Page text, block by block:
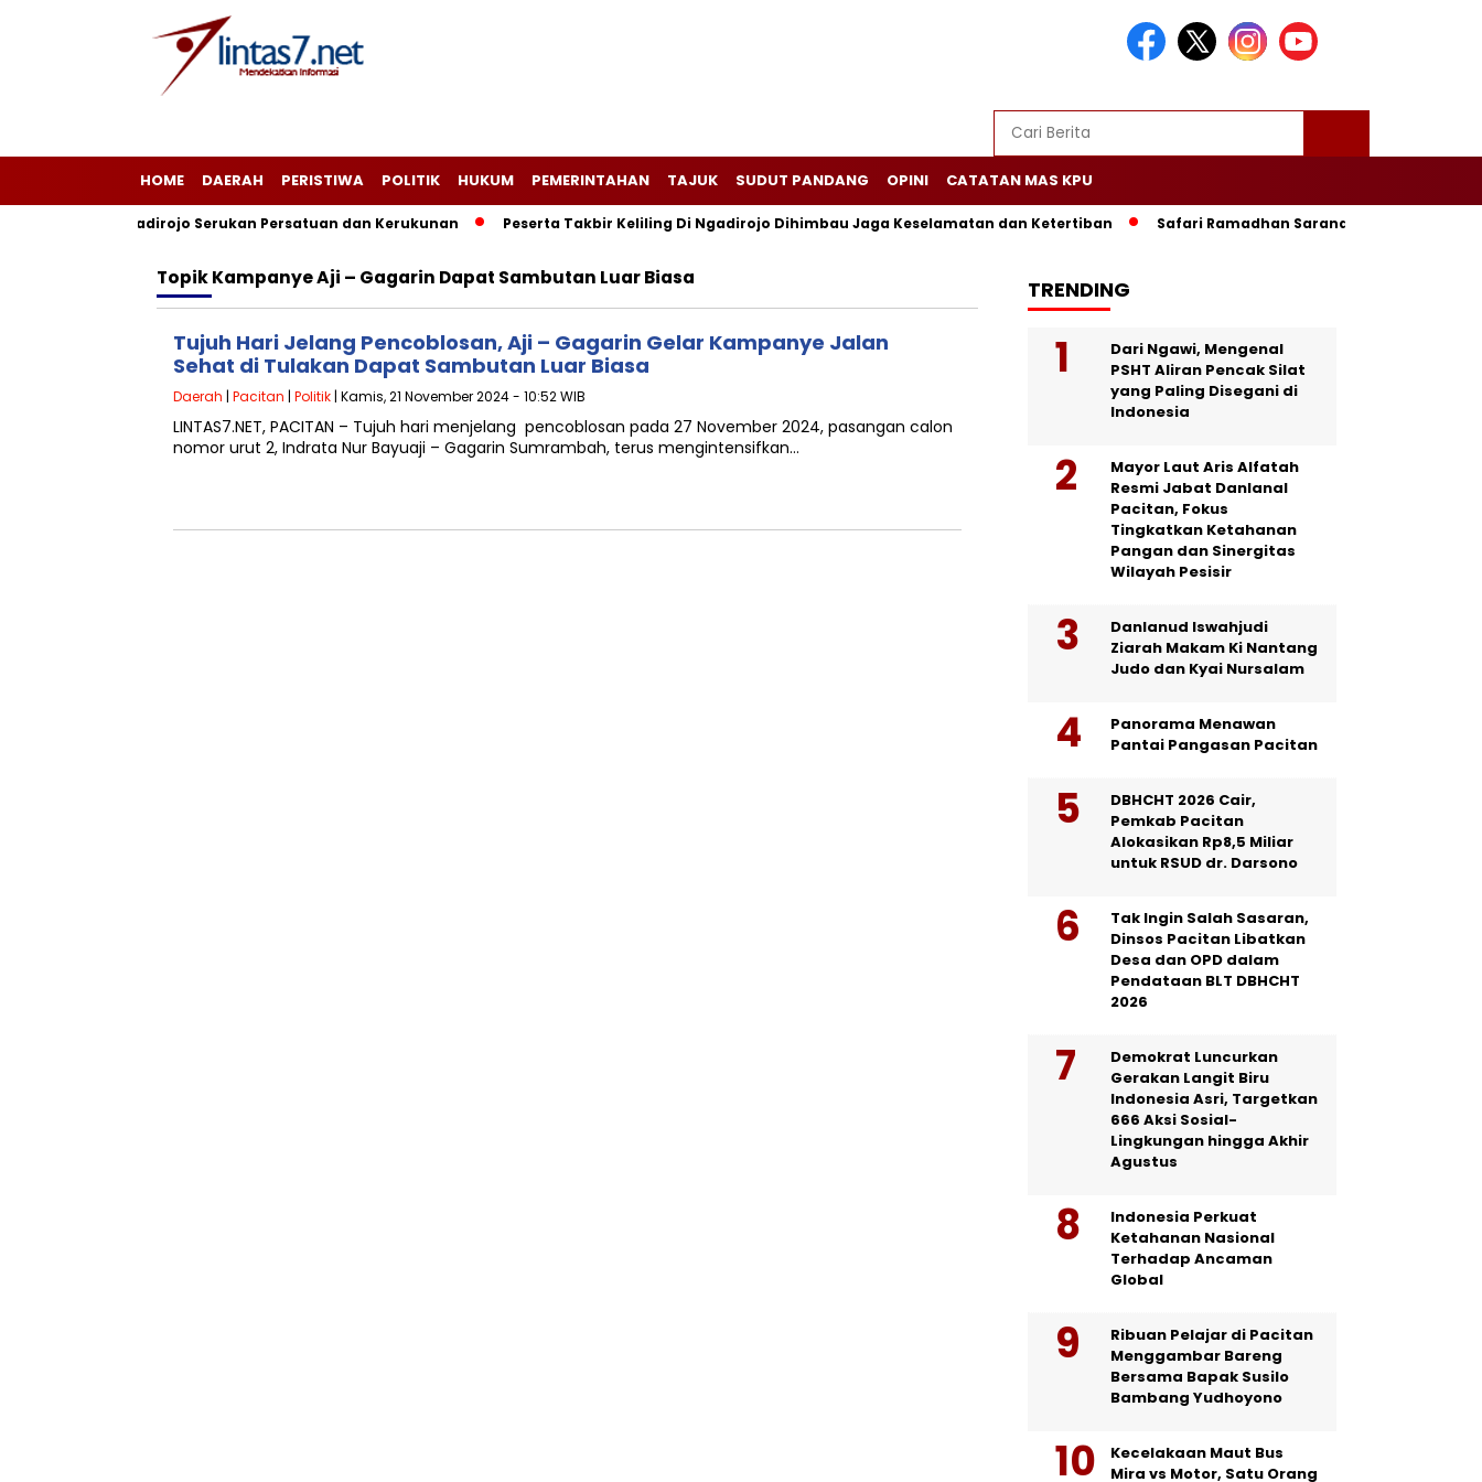
HOME DAERAH PERISTIWA POLITIK HUKUM PEMERINTAHAN TAJUK SUDUT PANDANG OPINI CATATAN MAS KPU
Camat Ngadirojo Serukan Persatuan dan Kerukunan Peserta Takbir Keliling Di Ngadirojo Dihimbau Jaga Keselamatan dan Ketertiban Safari Ramadhan Sarana Mempererat
TopikKampanye Aji – Gagarin Dapat Sambutan Luar Biasa
Tujuh Hari Jelang Pencoblosan, Aji – Gagarin Gelar Kampanye Jalan
Sehat di Tulakan Dapat Sambutan Luar Biasa
Daerah | Pacitan | Politik | Kamis, 21 November 2024 - 10:52 WIB
LINTAS7.NET, PACITAN – Tujuh hari menjelang pencoblosan pada 27 November 2024, pasangan calon
nomor urut 2, Indrata Nur Bayuaji – Gagarin Sumrambah, terus mengintensifkan…
TRENDING
Dari Ngawi, Mengenal
PSHT Aliran Pencak Silat
yang Paling Disegani di
Indonesia
Mayor Laut Aris Alfatah
Resmi Jabat Danlanal
Pacitan, Fokus
Tingkatkan Ketahanan
Pangan dan Sinergitas
Wilayah Pesisir
Danlanud Iswahjudi
Ziarah Makam Ki Nantang
Judo dan Kyai Nursalam
Panorama Menawan
Pantai Pangasan Pacitan
DBHCHT 2026 Cair,
Pemkab Pacitan
Alokasikan Rp8,5 Miliar
untuk RSUD dr. Darsono
Tak Ingin Salah Sasaran,
Dinsos Pacitan Libatkan
Desa dan OPD dalam
Pendataan BLT DBHCHT
2026
Demokrat Luncurkan
Gerakan Langit Biru
Indonesia Asri, Targetkan
666 Aksi Sosial-
Lingkungan hingga Akhir
Agustus
Indonesia Perkuat
Ketahanan Nasional
Terhadap Ancaman
Global
Ribuan Pelajar di Pacitan
Menggambar Bareng
Bersama Bapak Susilo
Bambang Yudhoyono
Kecelakaan Maut Bus
Mira vs Motor, Satu Orang